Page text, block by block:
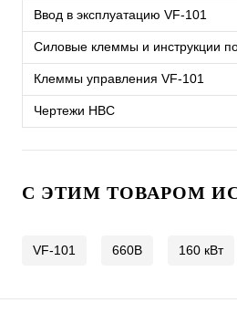
Ввод в эксплуатацию VF-101
Силовые клеммы и инструкции
Клеммы управления VF-101
Чертежи HBC
C ЭТИМ ТОВАРОМ
VF-101 660В 160 кВт